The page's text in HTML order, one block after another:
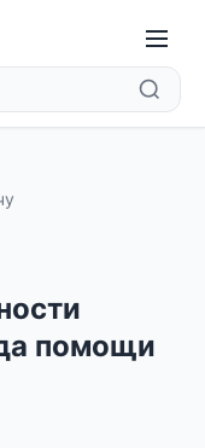
помощи